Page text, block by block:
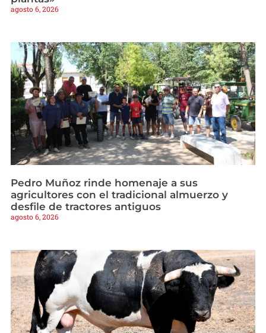
agosto 6, 2026
Pedro Muñoz rinde homenaje a sus
agricultores con el tradicional almuerzo y
desfile de tractores antiguos
agosto 6, 2026